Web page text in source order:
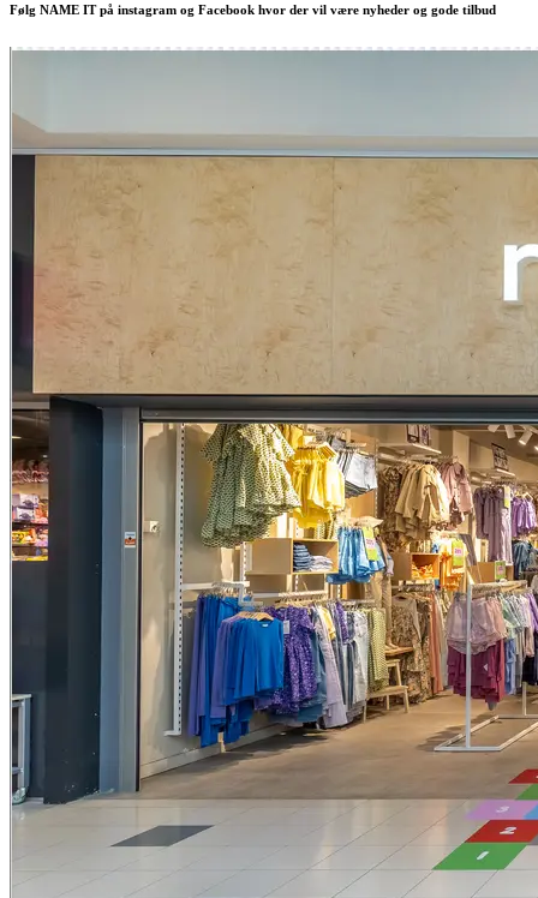
Følg NAME IT på instagram og Facebook hvor der vil være nyheder og gode tilbud